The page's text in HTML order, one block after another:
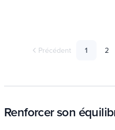
Précédent 1 2
Renforcer son